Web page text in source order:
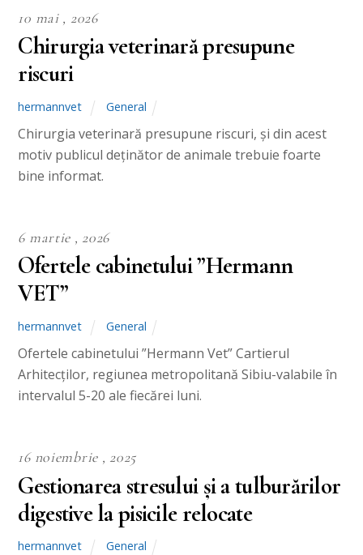
10 mai , 2026
Chirurgia veterinară presupune
riscuri
hermannvet General
Chirurgia veterinară presupune riscuri, și din acest
motiv publicul deținător de animale trebuie foarte
bine informat.
6 martie , 2026
Ofertele cabinetului ”Hermann
VET”
hermannvet General
Ofertele cabinetului ”Hermann Vet” Cartierul
Arhitecților, regiunea metropolitană Sibiu-valabile în
intervalul 5-20 ale fiecărei luni.
16 noiembrie , 2025
Gestionarea stresului și a tulburărilor
digestive la pisicile relocate
hermannvet General